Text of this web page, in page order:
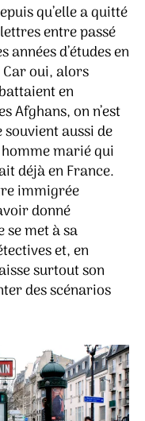
qu’elle a quitté
entre passé
années d’études en
Car oui, alors
en
Afghans, on n’est
souvient aussi de
marié qui
déjà en France.
immigrée
donné
se met à sa
et, en
surtout son
des scénarios